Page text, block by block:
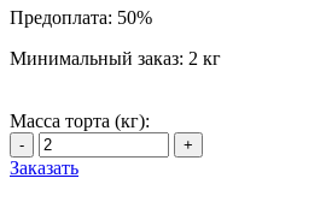
Предоплата: 50%
Минимальный заказ: 2 кг
Масса торта (кг):
Заказать